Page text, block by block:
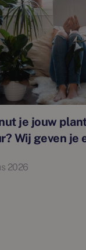
je jouw
Wij geven je
2026